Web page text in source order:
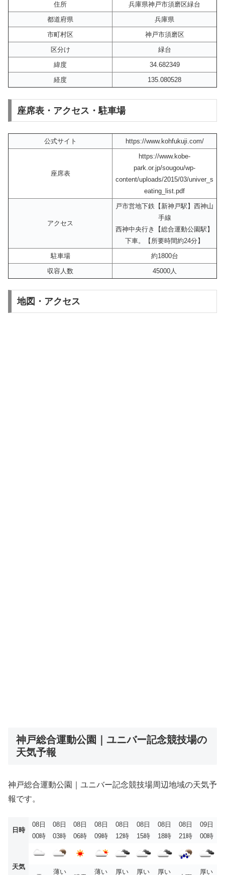
住所
兵庫県神戸市須磨区緑台
都道府県
兵庫県
市町村区
神戸市須磨区
区分け
緑台
緯度
34.682349
経度
135.080528
座席表・アクセス・駐車場
公式サイト https://www.kohfukuji.com/
座席表
https://www.kobe-
park.or.jp/sougou/wp-
content/uploads/2015/03/univer_s
eating_list.pdf
アクセス
戸市営地下鉄【新神戸駅】西神山
手線
西神中央行き【総合運動公園駅】
下車。【所要時間約24分】
駐車場
約1800台
収容人数
45000人
地図・アクセス
神戸総合運動公園｜ユニバー記念競技場の
天気予報
神戸総合運動公園｜ユニバー記念競技場周辺地域の天気予
報です。
日時
08日
00時
08日
03時
08日
06時
08日
09時
08日
12時
08日
15時
08日
18時
08日
21時
09日
00時
天気
薄い 薄い 厚い 厚い 厚い 厚い